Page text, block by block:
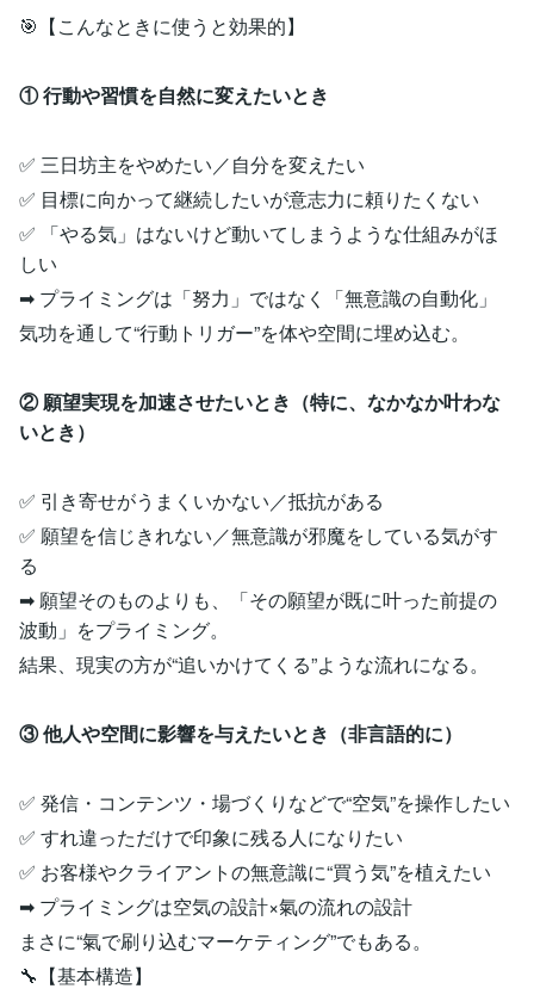
🎯【こんなときに使うと効果的】
① 行動や習慣を自然に変えたいとき
✅ 三日坊主をやめたい／自分を変えたい
✅ 目標に向かって継続したいが意志力に頼りたくない
✅ 「やる気」はないけど動いてしまうような仕組みがほ
しい
➡ プライミングは「努力」ではなく「無意識の自動化」
気功を通して“行動トリガー”を体や空間に埋め込む。
② 願望実現を加速させたいとき（特に、なかなか叶わな
いとき）
✅ 引き寄せがうまくいかない／抵抗がある
✅ 願望を信じきれない／無意識が邪魔をしている気がす
る
➡ 願望そのものよりも、「その願望が既に叶った前提の
波動」をプライミング。
結果、現実の方が“追いかけてくる”ような流れになる。
③ 他人や空間に影響を与えたいとき（非言語的に）
✅ 発信・コンテンツ・場づくりなどで“空気”を操作したい
✅ すれ違っただけで印象に残る人になりたい
✅ お客様やクライアントの無意識に“買う気”を植えたい
➡ プライミングは空気の設計×氣の流れの設計
まさに“氣で刷り込むマーケティング”でもある。
🔧【基本構造】